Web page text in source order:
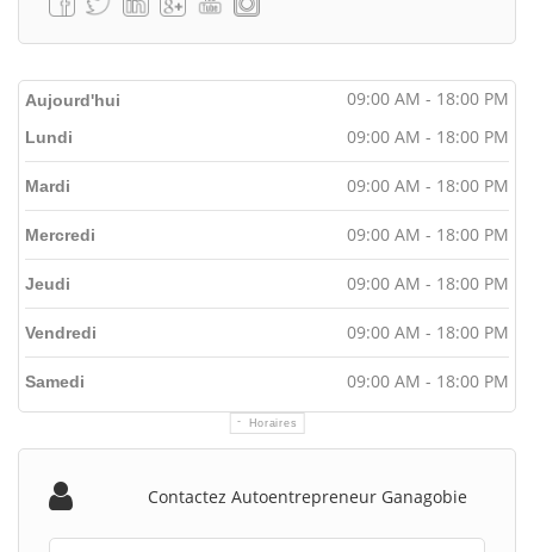
Aujourd'hui 09:00 AM - 18:00 PM
Horaires
Lundi 09:00 AM - 18:00 PM
Mardi 09:00 AM - 18:00 PM
Mercredi 09:00 AM - 18:00 PM
Jeudi 09:00 AM - 18:00 PM
Vendredi 09:00 AM - 18:00 PM
Samedi 09:00 AM - 18:00 PM
Contactez Autoentrepreneur Ganagobie